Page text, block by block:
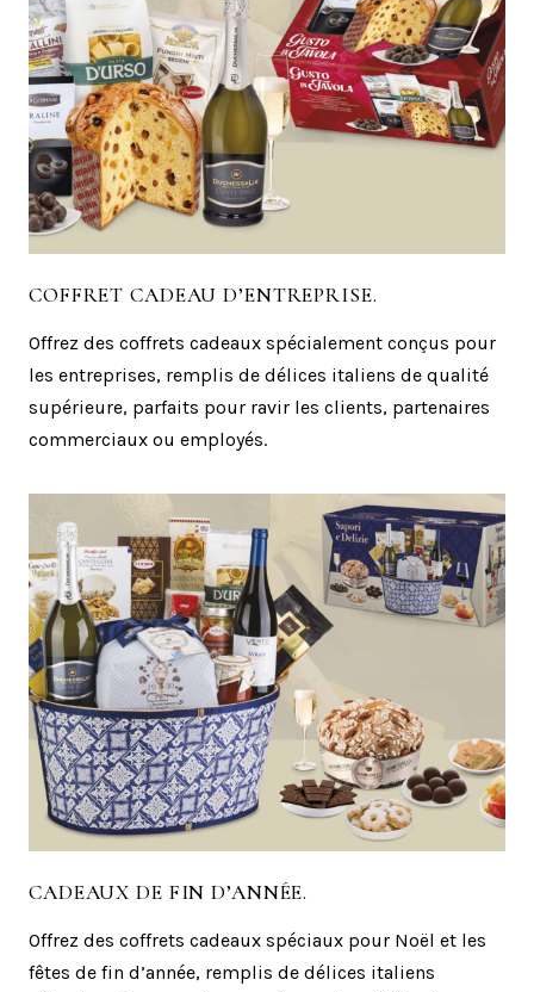
COFFRET CADEAU D’ENTREPRISE.
Offrez des coffrets cadeaux spécialement conçus pour
les entreprises, remplis de délices italiens de qualité
supérieure, parfaits pour ravir les clients, partenaires
commerciaux ou employés.
CADEAUX DE FIN D’ANNÉE.
Offrez des coffrets cadeaux spéciaux pour Noël et les
fêtes de fin d’année, remplis de délices italiens